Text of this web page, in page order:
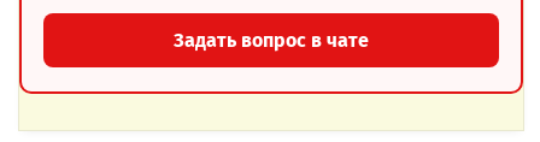
Задать вопрос в чате